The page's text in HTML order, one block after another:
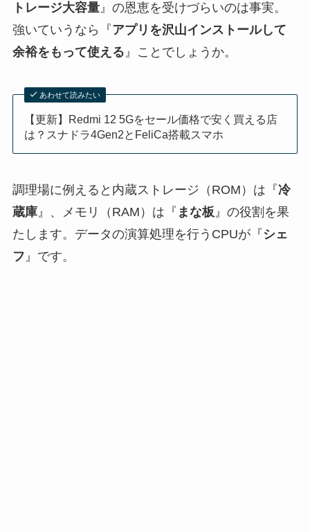
トレージ大容量』の恩恵を受けづらいのは事実。
強いていうなら『アプリを沢山インストールして
余裕をもって使える』ことでしょうか。
あわせて読みたい
【更新】Redmi 12 5Gをセール価格で安く買える店
は？スナドラ4Gen2とFeliCa搭載スマホ
調理場に例えると内蔵ストレージ（ROM）は『冷
蔵庫』、メモリ（RAM）は『 まな板 』の役割を果
たします。データの演算処理を行うCPUが『 シェ
フ 』です。